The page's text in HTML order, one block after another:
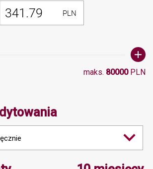
PLN
maks. 80000PLN